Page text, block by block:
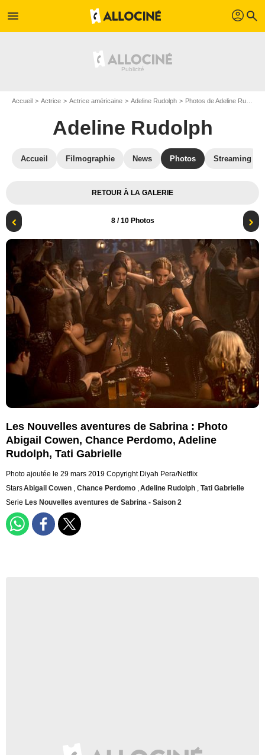
menu profil search
Accueil Actrice Actrice américaine Adeline Rudolph Photos de Adeline Rudolph
Adeline Rudolph
Accueil Filmographie News Photos Streaming
RETOUR À LA GALERIE
8/ 10 Photos
Les Nouvelles aventures de Sabrina : Photo
Abigail Cowen, Chance Perdomo, Adeline
Rudolph, Tati Gabrielle
Photo ajoutée le 29 mars 2019 Copyright Diyah Pera/Netflix
StarsAbigail Cowen , Chance Perdomo ,Adeline Rudolph , Tati Gabrielle
Serie Les Nouvelles aventures de Sabrina - Saison 2